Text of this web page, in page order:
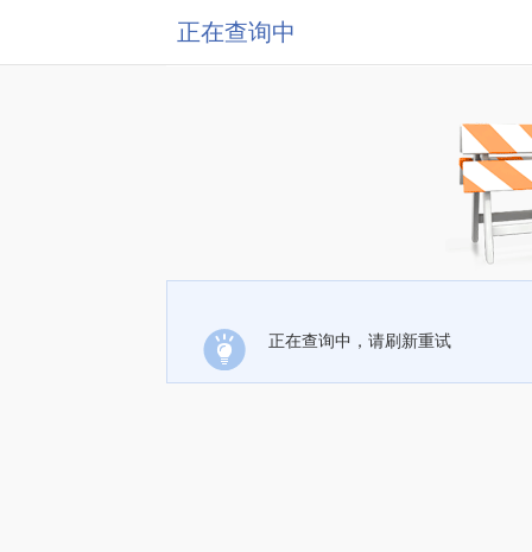
正在查询中
正在查询中，请刷新重试